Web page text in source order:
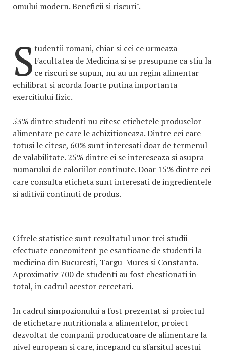
omului modern. Beneficii si riscuri".
Studentii romani, chiar si cei ce urmeaza
Facultatea de Medicina si se presupune ca stiu la
ce riscuri se supun, nu au un regim alimentar
echilibrat si acorda foarte putina importanta
exercitiului fizic.
53% dintre studenti nu citesc etichetele produselor
alimentare pe care le achizitioneaza. Dintre cei care
totusi le citesc, 60% sunt interesati doar de termenul
de valabilitate. 25% dintre ei se intereseaza si asupra
numarului de caloriilor continute. Doar 15% dintre cei
care consulta eticheta sunt interesati de ingredientele
si aditivii continuti de produs.
Cifrele statistice sunt rezultatul unor trei studii
efectuate concomitent pe esantioane de studenti la
medicina din Bucuresti, Targu-Mures si Constanta.
Aproximativ 700 de studenti au fost chestionati in
total, in cadrul acestor cercetari.
In cadrul simpozionului a fost prezentat si proiectul
de etichetare nutritionala a alimentelor, proiect
dezvoltat de companii producatoare de alimentare la
nivel european si care, incepand cu sfarsitul acestui